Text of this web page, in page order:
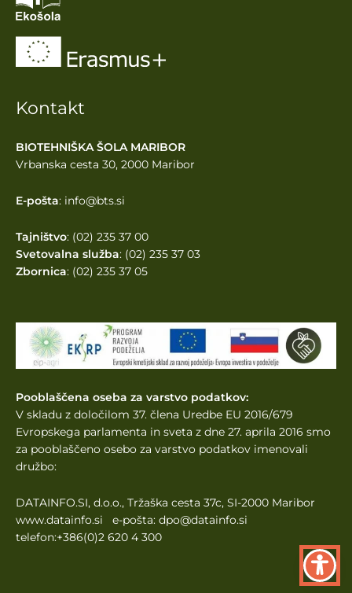
Kontakt
BIOTEHNIŠKA ŠOLA MARIBOR
Vrbanska cesta 30, 2000 Maribor
E-pošta: info@bts.si
Tajništvo: (02) 235 37 00
Svetovalna služba: (02) 235 37 03
Zbornica: (02) 235 37 05
Pooblaščena oseba za varstvo podatkov:
V skladu z določilom 37. člena Uredbe EU 2016/679
Evropskega parlamenta in sveta z dne 27. aprila 2016 smo
za pooblaščeno osebo za varstvo podatkov imenovali
družbo:
DATAINFO.SI, d.o.o., Tržaška cesta 37c, SI-2000 Maribor
www.datainfo.si e-pošta: dpo@datainfo.si
telefon:+386(0)2 620 4 300